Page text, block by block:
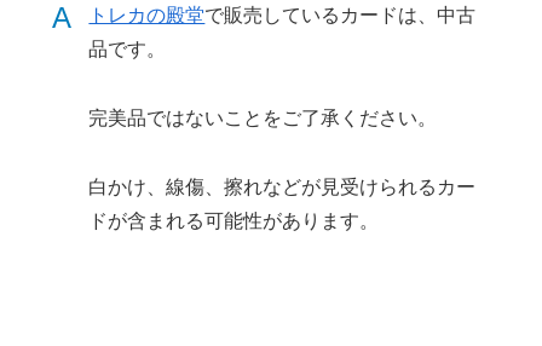
A トレカの殿堂で販売しているカードは、中古
品です。
完美品ではないことをご了承ください。
白かけ、線傷、擦れなどが見受けられるカー
ドが含まれる可能性があります。